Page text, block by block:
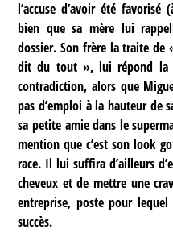
l’accuse d’avoir été
bien que sa mère lui
dossier. Son frère la traite de
dit du tout », lui répond la
contradiction, alors que
pas d’emploi à la hauteur de
sa petite amie dans le
mention que c’est son look
race. Il lui suffira d’ailleurs
cheveux et de mettre une
entreprise, poste pour
succès.